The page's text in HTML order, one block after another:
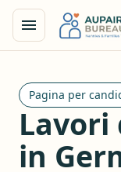
Pagina per
in